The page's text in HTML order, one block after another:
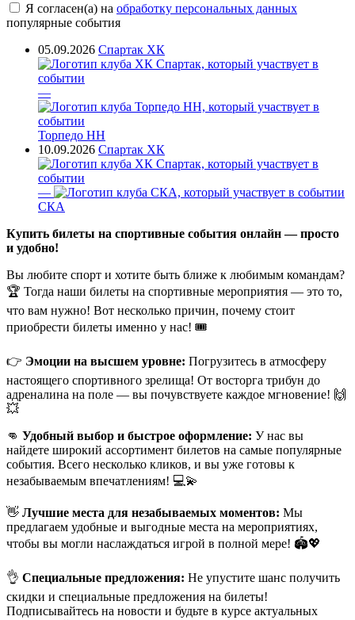
Я согласен(а) на обработку персональных данных
популярные события
05.09.2026 Спартак ХК
—
Торпедо НН
10.09.2026 Спартак ХК
—
СКА
Купить билеты на спортивные события онлайн — просто
и удобно!
Вы любите спорт и хотите быть ближе к любимым командам?
🏆 Тогда наши билеты на спортивные мероприятия — это то,
что вам нужно! Вот несколько причин, почему стоит
приобрести билеты именно у нас! 🎟
👉 Эмоции на высшем уровне: Погрузитесь в атмосферу
настоящего спортивного зрелища! От восторга трибун до
адреналина на поле — вы почувствуете каждое мгновение! 🙌
💥
👊 Удобный выбор и быстрое оформление: У нас вы
найдете широкий ассортимент билетов на самые популярные
события. Всего несколько кликов, и вы уже готовы к
незабываемым впечатлениям! 💻💫
👋 Лучшие места для незабываемых моментов: Мы
предлагаем удобные и выгодные места на мероприятиях,
чтобы вы могли наслаждаться игрой в полной мере! 🏟💖
👌 Специальные предложения: Не упустите шанс получить
скидки и специальные предложения на билеты!
Подписывайтесь на новости и будьте в курсе актуальных